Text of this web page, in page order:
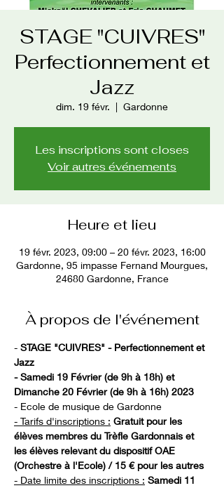
STAGE "CUIVRES"
Perfectionnement et
Jazz
dim. 19 févr.
  |
Gardonne
Les inscriptions sont closes
Voir autres événements
Heure et lieu
19 févr. 2023, 09:00 – 20 févr. 2023, 16:00
Gardonne, 95 impasse Fernand Mourgues,
24680 Gardonne, France
À propos de l'événement
- STAGE "CUIVRES" - Perfectionnement et
Jazz
- Samedi 19 Février (de 9h à 18h) et
Dimanche 20 Février (de 9h à 16h) 2023
- Ecole de musique de Gardonne
- Tarifs d'inscriptions : Gratuit pour les
élèves membres du Trèfle Gardonnais et
les élèves relevant du dispositif OAE
(Orchestre à l'Ecole) / 15 € pour les autres
- Date limite des inscriptions : Samedi 11